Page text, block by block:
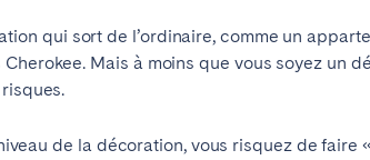
qui sort de l’ordinaire, comme un
Mais à moins que vous soyez un
de la décoration, vous risquez de faire